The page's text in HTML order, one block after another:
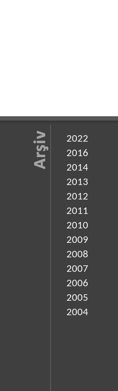
2022
2016
2014
2013
2012
2011
2010
2009
2008
2007
2006
2005
2004